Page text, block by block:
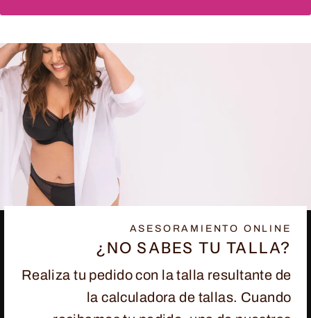
ASESORAMIENTO ONLINE
¿NO SABES TU TALLA?
Realiza tu pedido con la talla resultante de
la calculadora de tallas. Cuando